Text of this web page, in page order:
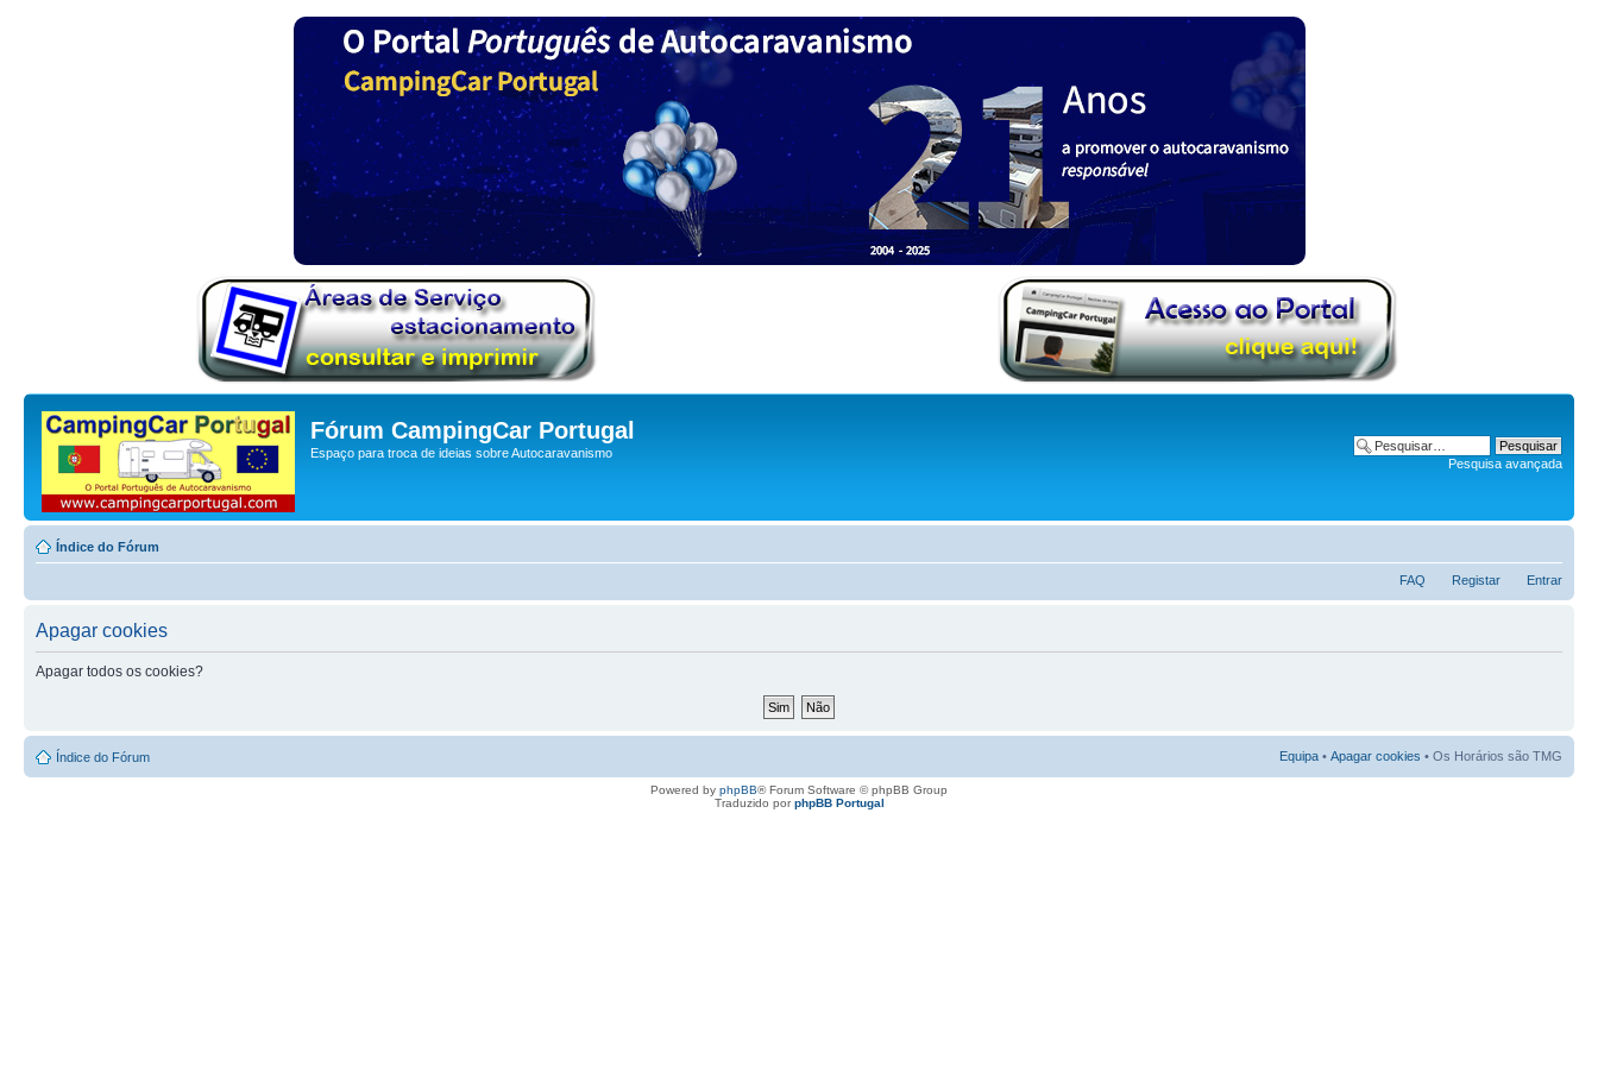
Fórum CampingCar Portugal
Espaço para troca de ideias sobre Autocaravanismo
Pesquisa avançada
Índice do Fórum
FAQ Registar Entrar
Apagar cookies
Apagar todos os cookies?
Índice do Fórum Equipa • Apagar cookies • Os Horários são TMG
Powered by phpBB® Forum Software © phpBB Group
Traduzido porphpBB Portugal